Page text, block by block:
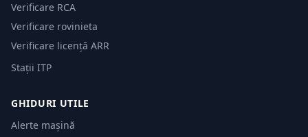
Verificare RCA
Verificare rovinieta
Verificare licență ARR
Stații ITP
GHIDURI UTILE
Alerte mașină